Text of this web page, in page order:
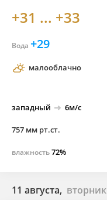
+31 ... +33
Вода +29
малооблачно
западный 6м/с
757 мм рт.ст.
влажность72%
11 августа, вторник